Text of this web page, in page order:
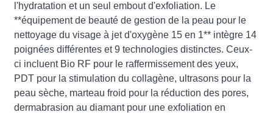
l'hydratation et un seul embout d'exfoliation. Le
**équipement de beauté de gestion de la peau pour le
nettoyage du visage à jet d'oxygène 15 en 1** intègre 14
poignées différentes et 9 technologies distinctes. Ceux-
ci incluent Bio RF pour le raffermissement des yeux,
PDT pour la stimulation du collagène, ultrasons pour la
peau sèche, marteau froid pour la réduction des pores,
dermabrasion au diamant pour une exfoliation en